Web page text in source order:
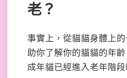
老？
事實上，從貓貓身體上
助你了解你的貓貓的年
成年貓已經進入老年階段